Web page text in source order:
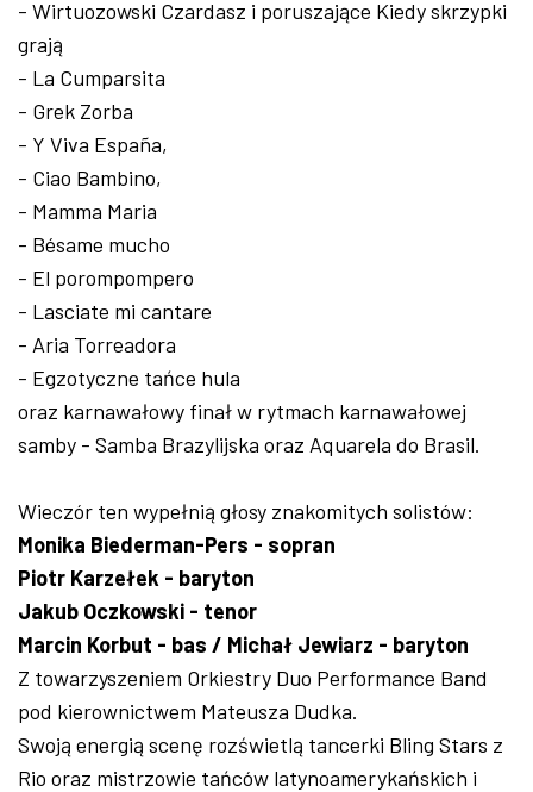
- Wirtuozowski Czardasz i poruszające Kiedy skrzypki
grają
- La Cumparsita
- Grek Zorba
- Y Viva España,
- Ciao Bambino,
- Mamma Maria
- Bésame mucho
- El porompompero
- Lasciate mi cantare
- Aria Torreadora
- Egzotyczne tańce hula
oraz karnawałowy finał w rytmach karnawałowej
samby - Samba Brazylijska oraz Aquarela do Brasil.
Wieczór ten wypełnią głosy znakomitych solistów:
Monika Biederman-Pers - sopran
Piotr Karzełek - baryton
Jakub Oczkowski - tenor
Marcin Korbut - bas / Michał Jewiarz - baryton
Z towarzyszeniem Orkiestry Duo Performance Band
pod kierownictwem Mateusza Dudka.
Swoją energią scenę rozświetlą tancerki Bling Stars z
Rio oraz mistrzowie tańców latynoamerykańskich i